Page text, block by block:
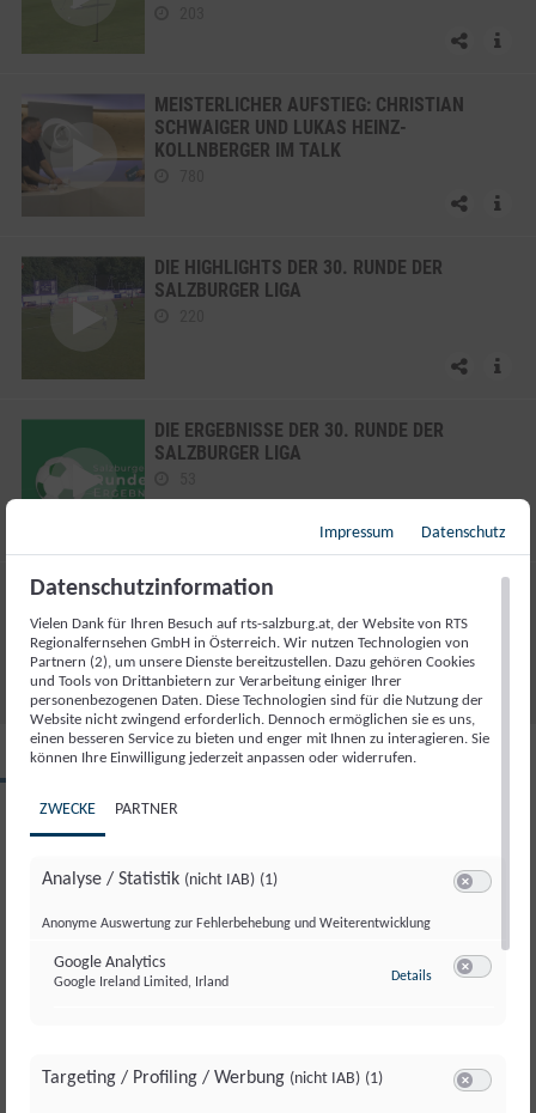
MEISTERLICHER AUFSTIEG: CHRISTIAN
SCHWAIGER UND LUKAS HEINZ-
KOLLNBERGER IM TALK
DIE HIGHLIGHTS DER 30. RUNDE DER
SALZBURGER LIGA
DIE ERGEBNISSE DER 30. RUNDE DER
SALZBURGER LIGA
VERABSCHIEDUNG RTS SPORT KOMPAKT
16.06.2026
26
Di., 16. Juni. 2026
Sendung teilen
August 2026
August 2026
August 2026
August 2026
August 2026
August 2026
August 2026
August 2026
Impressum Datenschutz
Datenschutzinformation
Vielen Dank für Ihren Besuch auf rts-salzburg.at, der Website von RTS
Regionalfernsehen GmbH in Österreich. Wir nutzen Technologien von
Partnern (2), um unsere Dienste bereitzustellen. Dazu gehören Cookies
und Tools von Drittanbietern zur Verarbeitung einiger Ihrer
personenbezogenen Daten. Diese Technologien sind für die Nutzung der
Website nicht zwingend erforderlich. Dennoch ermöglichen sie es uns,
einen besseren Service zu bieten und enger mit Ihnen zu interagieren. Sie
können Ihre Einwilligung jederzeit anpassen oder widerrufen.
ZWECKE PARTNER
Analyse / Statistik (nicht IAB) (1)
Anonyme Auswertung zur Fehlerbehebung und Weiterentwicklung
Google Analytics
Google Ireland Limited, Irland Details zu Google
Targeting / Profiling / Werbung (nicht IAB) (1)